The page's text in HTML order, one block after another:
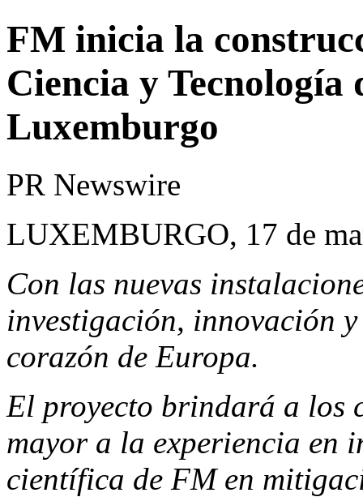
FM inicia la
Ciencia y Tecnología
Luxemburgo
PR Newswire
LUXEMBURGO, 17 de
Con las nuevas
investigación, innovación
corazón de Europa.
El proyecto brindará a los
mayor a la experiencia en
científica de FM en